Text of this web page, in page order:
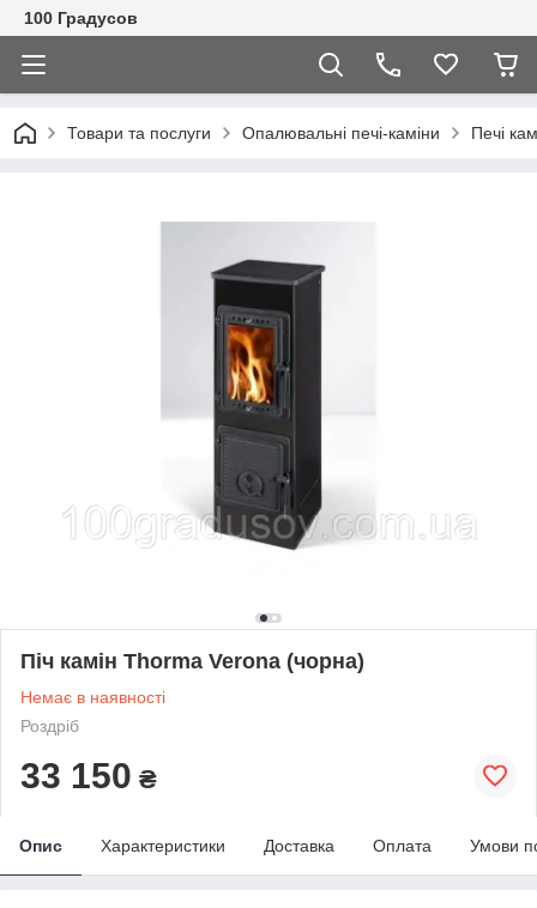
100 Градусов
Товари та послуги Опалювальні печі-каміни Печі
Піч камін Thorma Verona (чорна)
Немає в наявності
Роздріб
33 150 ₴
Опис Характеристики Доставка Оплата Умови